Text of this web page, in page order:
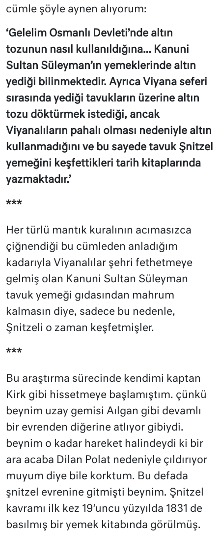
cümle şöyle aynen alıyorum:
‘Gelelim Osmanlı Devleti’nde altın
tozunun nasıl kullanıldığına… Kanuni
Sultan Süleyman’ın yemeklerinde altın
yediği bilinmektedir. Ayrıca Viyana seferi
sırasında yediği tavukların üzerine altın
tozu döktürmek istediği, ancak
Viyanalıların pahalı olması nedeniyle altın
kullanmadığını ve bu sayede tavuk Şnitzel
yemeğini keşfettikleri tarih kitaplarında
yazmaktadır.’
***
Her türlü mantık kuralının acımasızca
çiğnendiği bu cümleden anladığım
kadarıyla Viyanalılar şehri fethetmeye
gelmiş olan Kanuni Sultan Süleyman
tavuk yemeği gıdasından mahrum
kalmasın diye, sadece bu nedenle,
Şnitzeli o zaman keşfetmişler.
***
Bu araştırma sürecinde kendimi kaptan
Kirk gibi hissetmeye başlamıştım. çünkü
beynim uzay gemisi Aılgan gibi devamlı
bir evrenden diğerine atlıyor gibiydi.
beynim o kadar hareket halindeydi ki bir
ara acaba Dilan Polat nedeniyle çıldırıyor
muyum diye bile korktum. Bu defada
şnitzel evrenine gitmişti beynim. Şnitzel
kavramı ilk kez 19’uncu yüzyılda 1831 de
basılmış bir yemek kitabında görülmüş.